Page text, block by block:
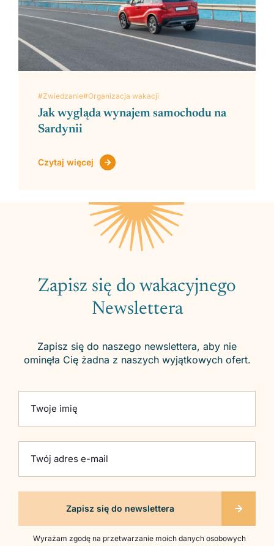
#Zwiedzanie#Organizacja wakacji
Jak wygląda wynajem samochodu na
Sardynii
Czytaj więcej
Zapisz się do wakacyjnego
Newslettera
Zapisz się do naszego newslettera, aby nie
ominęła Cię żadna z naszych wyjątkowych ofert.
Twoje imię
Twój adres e-mail
Wyrażam zgodę na przetwarzanie moich danych osobowych